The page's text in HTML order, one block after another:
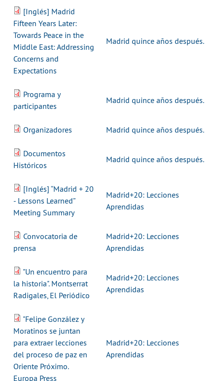
[Inglés] Madrid
Fifteen Years Later:
Towards Peace in the
Middle East: Addressing
Concerns and
Expectations
Madrid quince años después.
Programa y
participantes
Madrid quince años después.
Organizadores Madrid quince años después.
Documentos
Históricos
Madrid quince años después.
[Inglés] “Madrid + 20
- Lessons Learned”
Meeting Summary
Madrid+20: Lecciones
Aprendidas
Convocatoria de
prensa
Madrid+20: Lecciones
Aprendidas
"Un encuentro para
la historia". Montserrat
Radigales, El Periódico
Madrid+20: Lecciones
Aprendidas
"Felipe González y
Moratinos se juntan
para extraer lecciones
del proceso de paz en
Oriente Próximo.
Europa Press
Madrid+20: Lecciones
Aprendidas